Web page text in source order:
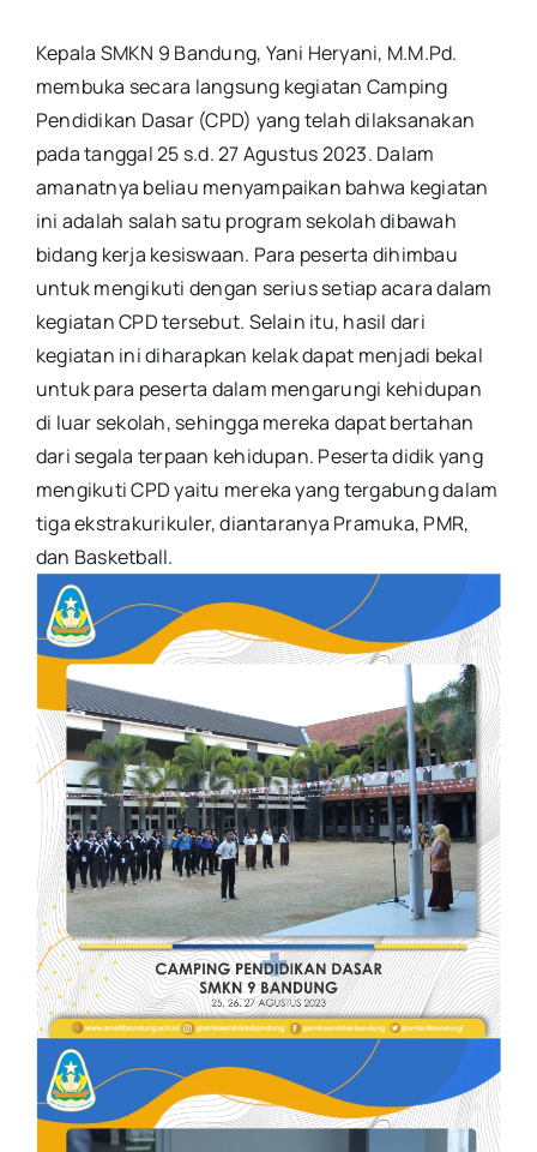
Kepala SMKN 9 Bandung, Yani Heryani, M.M.Pd.
membuka secara langsung kegiatan Camping
Pendidikan Dasar (CPD) yang telah dilaksanakan
pada tanggal 25 s.d. 27 Agustus 2023. Dalam
amanatnya beliau menyampaikan bahwa kegiatan
ini adalah salah satu program sekolah dibawah
bidang kerja kesiswaan. Para peserta dihimbau
untuk mengikuti dengan serius setiap acara dalam
kegiatan CPD tersebut. Selain itu, hasil dari
kegiatan ini diharapkan kelak dapat menjadi bekal
untuk para peserta dalam mengarungi kehidupan
di luar sekolah, sehingga mereka dapat bertahan
dari segala terpaan kehidupan. Peserta didik yang
mengikuti CPD yaitu mereka yang tergabung dalam
tiga ekstrakurikuler, diantaranya Pramuka, PMR,
dan Basketball.